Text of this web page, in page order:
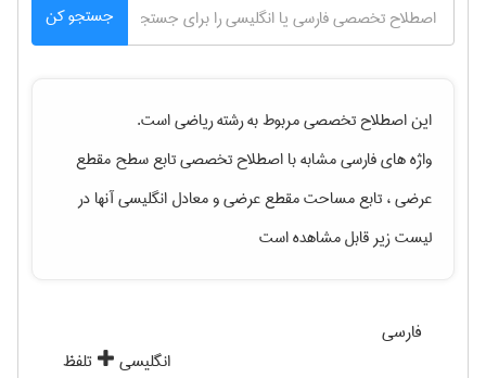
جستجو کن
این اصطلاح تخصصی مربوط به رشتهرياضیاست.
واژه های فارسی مشابه با اصطلاح تخصصیتابع سطح مقطع
عرضی ، تابع مساحت مقطع عرضیو معادل انگلیسی آنها در
لیست زیر قابل مشاهده است
فارسی
انگلیسی
تلفظ